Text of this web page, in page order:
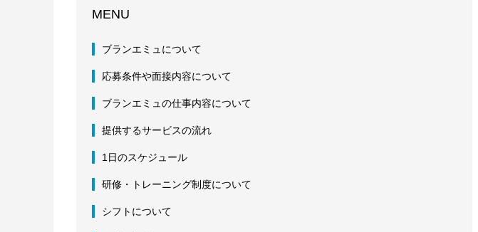
MENU
ブランエミュについて
応募条件や面接内容について
ブランエミュの仕事内容について
提供するサービスの流れ
1日のスケジュール
研修・トレーニング制度について
シフトについて